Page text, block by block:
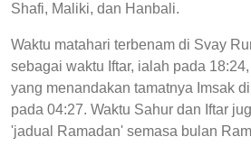
Shafi, Maliki, dan Hanbali.
Waktu matahari terbenam di Svay
sebagai waktu Iftar, ialah pada
yang menandakan tamatnya Imsak
pada 04:27. Waktu Sahur dan Iftar
'jadual Ramadan' semasa bulan